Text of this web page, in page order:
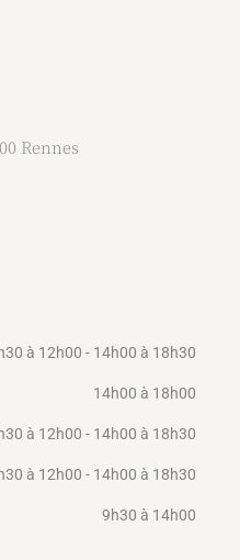
Rennes
à 12h00 - 14h00 à 18h30
14h00 à 18h00
à 12h00 - 14h00 à 18h30
à 12h00 - 14h00 à 18h30
9h30 à 14h00